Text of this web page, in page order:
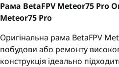
Рама BetaFPV Meteor75 Pro
Meteor75 Pro
Оригінальна рама BetaFPV
побудови або ремонту
конструкція ідеально